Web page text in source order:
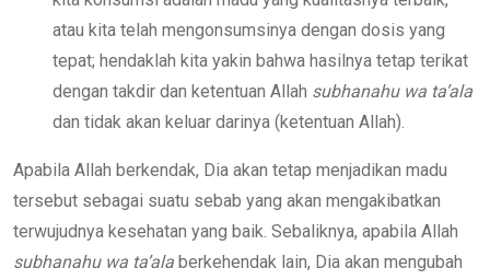
atau kita telah mengonsumsinya dengan dosis yang
tepat; hendaklah kita yakin bahwa hasilnya tetap terikat
dengan takdir dan ketentuan Allah subhanahu wa ta’ala
dan tidak akan keluar darinya (ketentuan Allah).
Apabila Allah berkendak, Dia akan tetap menjadikan madu
tersebut sebagai suatu sebab yang akan mengakibatkan
terwujudnya kesehatan yang baik. Sebaliknya, apabila Allah
subhanahu wa ta’ala berkehendak lain, Dia akan mengubah